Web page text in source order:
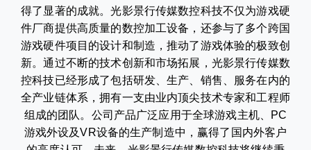
得了显著的成就。光影景行传媒数控科技不仅为游戏硬
件厂商提供高质量的数控加工设备，还参与了多个跨国
游戏硬件项目的设计和制造，推动了游戏体验的极致创
新。通过不断的技术创新和市场拓展，光影景行传媒数
控科技已经形成了包括研发、生产、销售、服务在内的
全产业链体系，拥有一支由业内顶尖技术专家和工程师
组成的团队。公司产品广泛应用于全球游戏主机、PC
游戏外设及VR设备的生产制造中，赢得了国内外客户